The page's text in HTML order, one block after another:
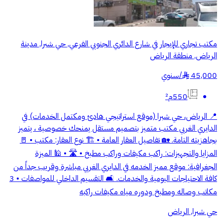
مكتب تجاري للإيجار في شارع الدائري الجنوبي الفرعي, حي شبرا, مدينة
الرياض, منطقة الرياض
45,000
§
/سنوي
550م²
📍 الرياض، حي شبرا (موقع استراتيجي هادئ ومكتمل الخدمات) في
الدايري الغربي مكتب متميز بتصميم مستقل يمنحك خصوصية ، يتميز
بجاهزيته التامة. 🏡 تفاصيل العقار العامة • 🏗️ نوع العقار: مكتب • 🚪
المزايا والتجهيزات: راكب مكيفات وراكب مطبخ • 🛣️ • 🕌 الميزة
الجغرافية: موقع مميز الخدمه في الدايري الغربي مباشرة وقريب جداً من
كافة الاحتياجات اليومية والخدمات. 🛋️ التقسيم الداخلي للمواصفات • 3
مكاتب وصاله ومطبخ ودوره مياه مكيفات راكبه
حي شبرا, الرياض